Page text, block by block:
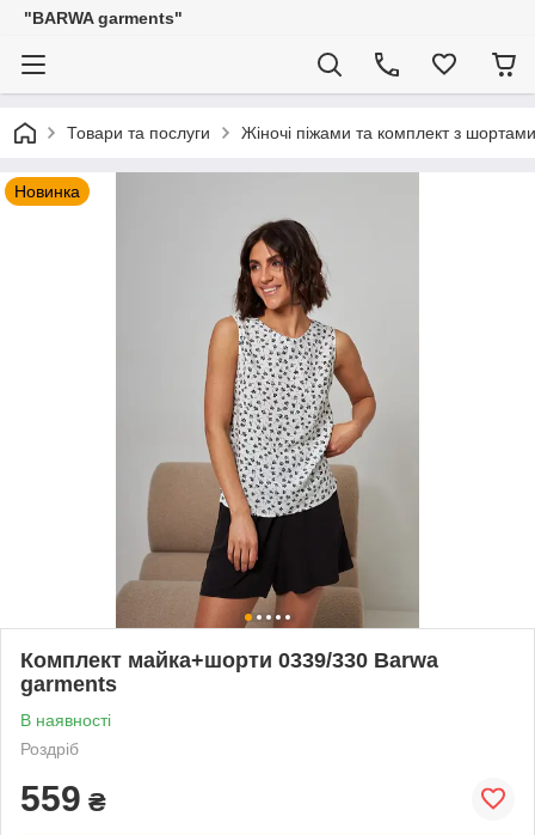
"BARWA garments"
Товари та послуги Жіночі піжами та комплект з шортами
Новинка
Комплект майка+шорти 0339/330 Barwa
garments
В наявності
Роздріб
559 ₴